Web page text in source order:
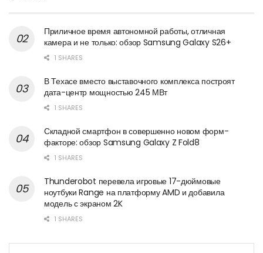
Приличное время автономной работы, отличная
камера и не только: обзор Samsung Galaxy S26+
1 SHARES
В Техасе вместо выставочного комплекса построят
дата-центр мощностью 245 МВт
1 SHARES
Складной смартфон в совершенно новом форм-
факторе: обзор Samsung Galaxy Z Fold8
1 SHARES
Thunderobot перевела игровые 17-дюймовые
ноутбуки Range на платформу AMD и добавила
модель с экраном 2K
1 SHARES